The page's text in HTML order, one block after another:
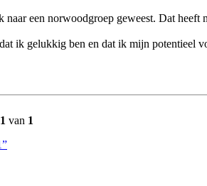
naar een norwoodgroep geweest. Dat heeft
ik gelukkig ben en dat ik mijn potentieel
1 van 1